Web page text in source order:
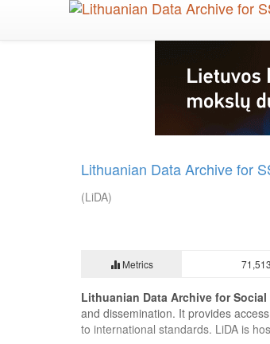
Lithuanian Data Archive for
(LiDA)
Metrics
Lithuanian Data Archive for
and dissemination. It provides
to international standards. LiDA is